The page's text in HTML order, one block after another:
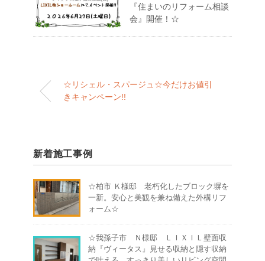
『住まいのリフォーム相談
会』開催！☆
☆リシェル・スパージュ☆今だけお値引
きキャンペーン!!
新着施工事例
☆柏市 Ｋ様邸 老朽化したブロック塀を
一新。安心と美観を兼ね備えた外構リフ
ォーム☆
☆我孫子市 Ｎ様邸 ＬＩＸＩＬ壁面収
納『ヴィータス』見せる収納と隠す収納